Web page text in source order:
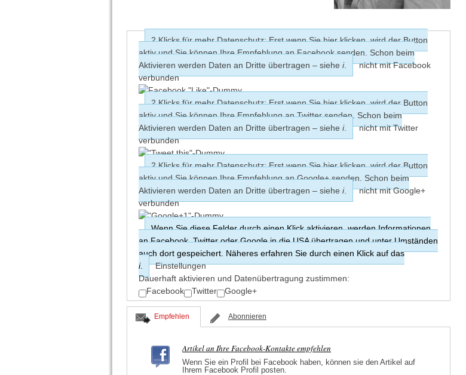
2 Klicks für mehr Datenschutz: Erst wenn Sie hier klicken, wird der Button
aktiv und Sie können Ihre Empfehlung an Facebook senden. Schon beim
Aktivieren werden Daten an Dritte übertragen – siehe i.
nicht mit Facebook
verbunden
2 Klicks für mehr Datenschutz: Erst wenn Sie hier klicken, wird der Button
aktiv und Sie können Ihre Empfehlung an Twitter senden. Schon beim
Aktivieren werden Daten an Dritte übertragen – siehe i.
nicht mit Twitter
verbunden
2 Klicks für mehr Datenschutz: Erst wenn Sie hier klicken, wird der Button
aktiv und Sie können Ihre Empfehlung an Google+ senden. Schon beim
Aktivieren werden Daten an Dritte übertragen – siehe i.
nicht mit Google+
verbunden
Wenn Sie diese Felder durch einen Klick aktivieren, werden Informationen
an Facebook, Twitter oder Google in die USA übertragen und unter Umständen
auch dort gespeichert. Näheres erfahren Sie durch einen Klick auf das
i.
Einstellungen
Dauerhaft aktivieren und Datenüber­tragung zustimmen:
Facebook
Twitter Google+
Empfehlen Abonnieren
Artikel an Ihre Facebook-Kontakte empfehlen
Wenn Sie ein Profil bei Facebook haben, können sie den Artikel auf
Ihrem Facebook Profil posten.